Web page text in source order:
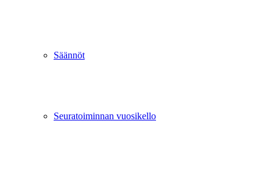
Säännöt
Seuratoiminnan vuosikello